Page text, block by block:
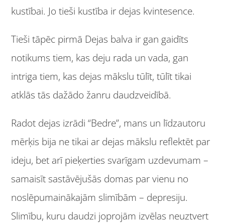
kustībai. Jo tieši kustība ir dejas kvintesence.
Tieši tāpēc pirmā Dejas balva ir gan gaidīts
notikums tiem, kas deju rada un vada, gan
intriga tiem, kas dejas mākslu tūlīt, tūlīt tikai
atklās tās dažādo žanru daudzveidībā.
Radot dejas izrādi “Bedre”, mans un līdzautoru
mērķis bija ne tikai ar dejas mākslu reflektēt par
ideju, bet arī pieķerties svarīgam uzdevumam –
samaisīt sastāvējušās domas par vienu no
noslēpumainākajām slimībām – depresiju.
Slimību, kuru daudzi joprojām izvēlas neuztvert